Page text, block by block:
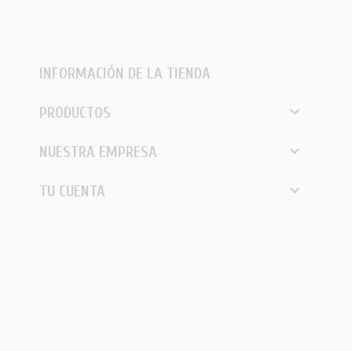
INFORMACIÓN DE LA TIENDA
PRODUCTOS 
NUESTRA EMPRESA 
TU CUENTA 